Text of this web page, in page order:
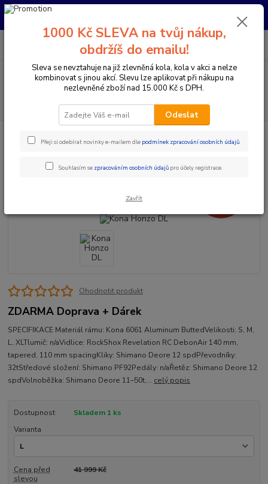
Pro nachystání kola / doplňků na prodejně si prosím zavolejte dopředu.
Menu
CZK
PO-PÁ 10:00-17:00 | SO: 9:00-12:00
Pánská horská kola 29"
Kona Honzo DL
Kona Honzo DL
Ohodnotit produkt
ZDARMA Doprava + Dárek
SPECIFIKACE Materiál rámu: Kona 6061 Aluminum ButtedVelikosti: S, M,
L, XLTlumič: n/aVidlice: RockShox Revelation RC DebonAir 140 mm,
tapered, 110 mm spacingKliky: Shimano Deore 12 spdPřevodníky:
32tStředové složení: Shimano PF92Pedály: n/aŘetěz: Shimano Deore 12
spdVolnoběžka: Shimano Deore 11–50t,... celý popis
Dostupnost
Skladem 1 ks
Varianta
Cena před
slevou
41 999 Kč
1000 Kč SLEVA na tvůj nákup,
obdržíš do emailu!
Sleva se nevztahuje na již zlevněná kola, kola v akci a nelze
kombinovat s jinou akcí. Slevu lze aplikovat při nákupu na
nezlevněné zboží nad 15.000 Kč s DPH.
Odeslat
Přeji si odebírat novinky e-mailem dle podmínek zpracování osobních údajů.
Souhlasím se zpracováním osobních údajů pro účely registrace.
Zavřít